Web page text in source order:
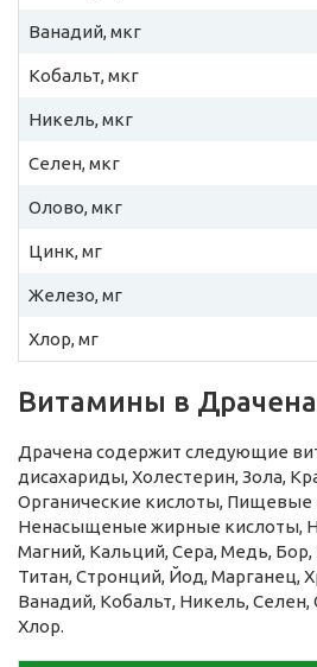
Ванадий, мкг
Кобальт, мкг
Никель, мкг
Селен, мкг
Олово, мкг
Цинк, мг
Железо, мг
Хлор, мг
Витамины в Драчена
Драчена содержит следующие
дисахариды, Холестерин, Зола,
Органические кислоты, Пищевые
Ненасыщеные жирные кислоты,
Магний, Кальций, Сера, Медь,
Титан, Стронций, Йод, Марганец,
Ванадий, Кобальт, Никель,
Хлор.